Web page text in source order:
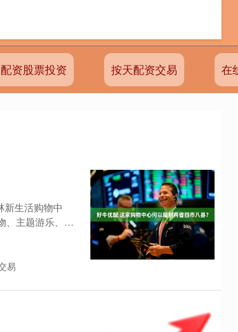
配资股票投资 按天配资交易 在
新生活购物中
、主题游乐、餐
易